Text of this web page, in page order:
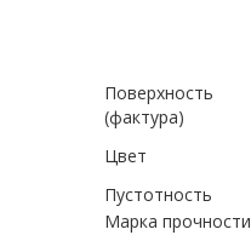
Поверхность
(фактура)
Цвет
Пустотность
Марка прочности